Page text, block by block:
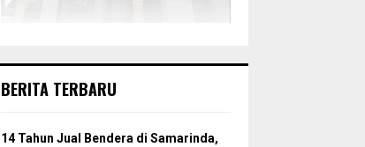
BERITA TERBARU
14 Tahun Jual Bendera di Samarinda,